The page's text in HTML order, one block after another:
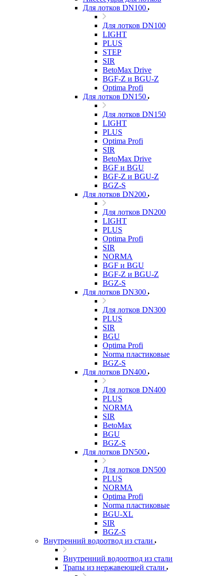
Для лотков DN100
Для лотков DN100
LIGHT
PLUS
STEP
SIR
BetoMax Drive
BGF-Z и BGU-Z
Optima Profi
Для лотков DN150
Для лотков DN150
LIGHT
PLUS
Optima Profi
SIR
BetoMax Drive
BGF и BGU
BGF-Z и BGU-Z
BGZ-S
Для лотков DN200
Для лотков DN200
LIGHT
PLUS
Optima Profi
SIR
NORMA
BGF и BGU
BGF-Z и BGU-Z
BGZ-S
Для лотков DN300
Для лотков DN300
PLUS
SIR
BGU
Optima Profi
Norma пластиковые
BGZ-S
Для лотков DN400
Для лотков DN400
PLUS
NORMA
SIR
BetoMax
BGU
BGZ-S
Для лотков DN500
Для лотков DN500
PLUS
NORMA
Optima Profi
Norma пластиковые
BGU-XL
SIR
BGZ-S
Внутренний водоотвод из стали
Внутренний водоотвод из стали
Трапы из нержавеющей стали